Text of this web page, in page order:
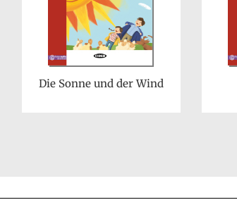
Die Sonne und der Wind